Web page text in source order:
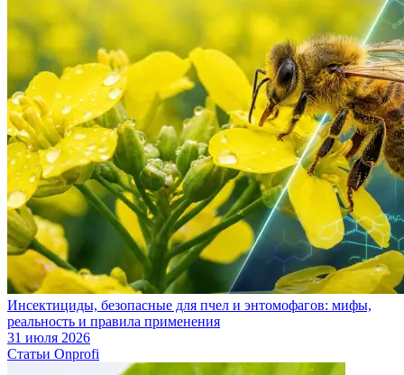
Инсектициды, безопасные для пчел и энтомофагов: мифы,
реальность и правила применения
31 июля 2026
Статьи Onprofi